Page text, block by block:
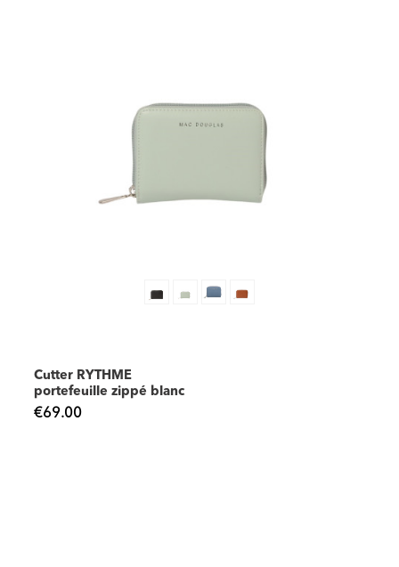
Cutter RYTHME
portefeuille zippé blanc
€69.00